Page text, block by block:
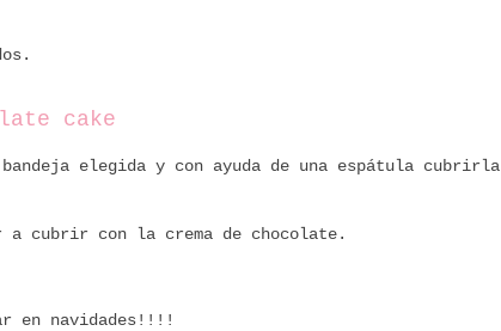
cake
elegida y con ayuda de una espátula cubrirla
cubrir con la crema de chocolate.
en navidades!!!!